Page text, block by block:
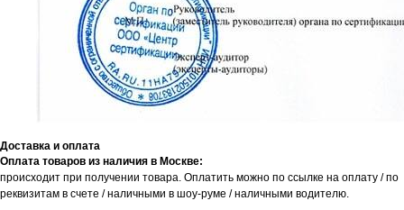
Доставка и оплата
Оплата товаров из наличия в Москве:
происходит при получении товара. Оплатить можно по ссылке на оплату / по
реквизитам в счете / наличными в шоу-руме / наличными водителю.